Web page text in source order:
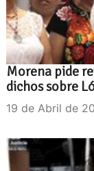
Morena pide
dichos sobre
19 de Abril de